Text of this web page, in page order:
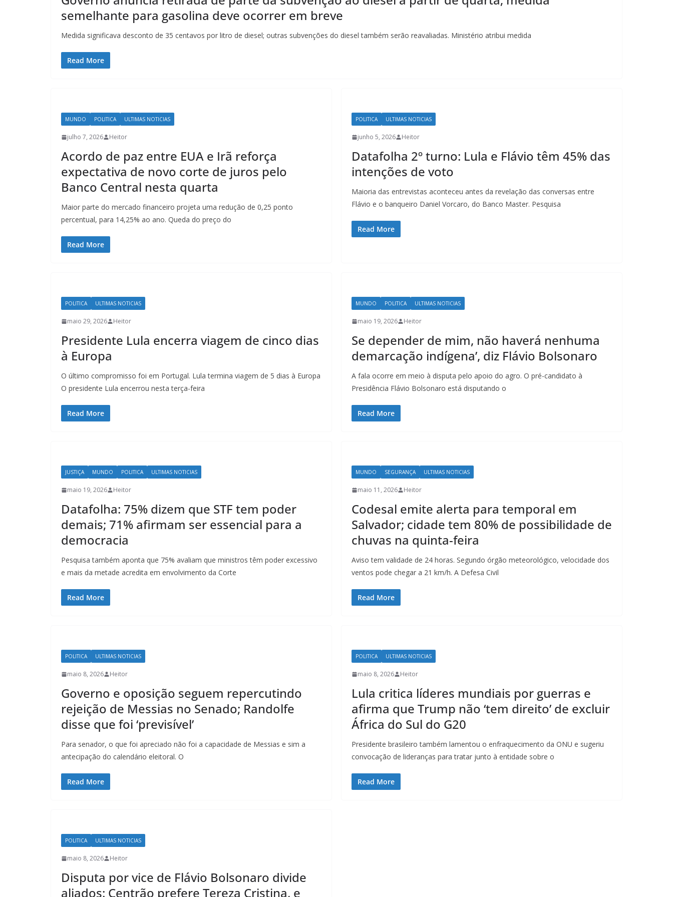
semelhante para gasolina deve ocorrer em breve
Medida significava desconto de 35 centavos por litro de diesel; outras subvenções do diesel também serão reavaliadas. Ministério atribui medida
Read More
MUNDO POLITICA ULTIMAS NOTICIAS
julho 7, 2026 Heitor
Acordo de paz entre EUA e Irã reforça
expectativa de novo corte de juros pelo
Banco Central nesta quarta
Maior parte do mercado financeiro projeta uma redução de 0,25 ponto
percentual, para 14,25% ao ano. Queda do preço do
Read More
POLITICA ULTIMAS NOTICIAS
junho 5, 2026 Heitor
Datafolha 2º turno: Lula e Flávio têm 45% das
intenções de voto
Maioria das entrevistas aconteceu antes da revelação das conversas entre
Flávio e o banqueiro Daniel Vorcaro, do Banco Master. Pesquisa
Read More
POLITICA ULTIMAS NOTICIAS
maio 29, 2026 Heitor
Presidente Lula encerra viagem de cinco dias
à Europa
O último compromisso foi em Portugal. Lula termina viagem de 5 dias à Europa
O presidente Lula encerrou nesta terça-feira
Read More
MUNDO POLITICA ULTIMAS NOTICIAS
maio 19, 2026 Heitor
Se depender de mim, não haverá nenhuma
demarcação indígena’, diz Flávio Bolsonaro
A fala ocorre em meio à disputa pelo apoio do agro. O pré-candidato à
Presidência Flávio Bolsonaro está disputando o
Read More
JUSTIÇA MUNDO POLITICA ULTIMAS NOTICIAS
maio 19, 2026 Heitor
Datafolha: 75% dizem que STF tem poder
demais; 71% afirmam ser essencial para a
democracia
Pesquisa também aponta que 75% avaliam que ministros têm poder excessivo
e mais da metade acredita em envolvimento da Corte
Read More
MUNDO SEGURANÇA ULTIMAS NOTICIAS
maio 11, 2026 Heitor
Codesal emite alerta para temporal em
Salvador; cidade tem 80% de possibilidade de
chuvas na quinta-feira
Aviso tem validade de 24 horas. Segundo órgão meteorológico, velocidade dos
ventos pode chegar a 21 km/h. A Defesa Civil
Read More
POLITICA ULTIMAS NOTICIAS
maio 8, 2026 Heitor
Governo e oposição seguem repercutindo
rejeição de Messias no Senado; Randolfe
disse que foi ‘previsível’
Para senador, o que foi apreciado não foi a capacidade de Messias e sim a
antecipação do calendário eleitoral. O
Read More
POLITICA ULTIMAS NOTICIAS
maio 8, 2026 Heitor
Lula critica líderes mundiais por guerras e
afirma que Trump não ‘tem direito’ de excluir
África do Sul do G20
Presidente brasileiro também lamentou o enfraquecimento da ONU e sugeriu
convocação de lideranças para tratar junto à entidade sobre o
Read More
POLITICA ULTIMAS NOTICIAS
maio 8, 2026 Heitor
Disputa por vice de Flávio Bolsonaro divide
aliados: Centrão prefere Tereza Cristina, e